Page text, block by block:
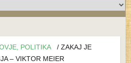
POLITIKA
/ ZAKAJ JE
– VIKTOR MEIER